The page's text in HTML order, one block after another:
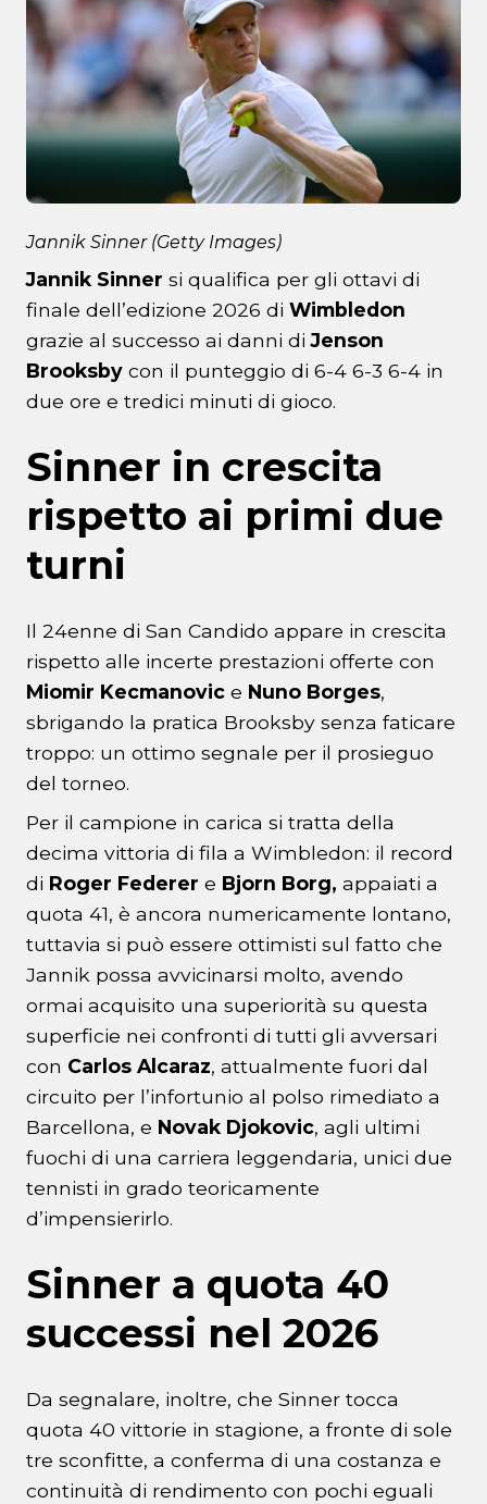
Jannik Sinner (Getty Images)
Jannik Sinner si qualifica per gli ottavi di
finale dell’edizione 2026 di Wimbledon
grazie al successo ai danni diJenson
Brooksby con il punteggio di 6-4 6-3 6-4 in
due ore e tredici minuti di gioco.
Sinner in crescita
rispetto ai primi due
turni
Il 24enne di San Candido appare in crescita
rispetto alle incerte prestazioni offerte con
Miomir Kecmanovic e Nuno Borges,
sbrigando la pratica Brooksby senza faticare
troppo: un ottimo segnale per il prosieguo
del torneo.
Per il campione in carica si tratta della
decima vittoria di fila a Wimbledon: il record
di Roger Federer e Bjorn Borg, appaiati a
quota 41, è ancora numericamente lontano,
tuttavia si può essere ottimisti sul fatto che
Jannik possa avvicinarsi molto, avendo
ormai acquisito una superiorità su questa
superficie nei confronti di tutti gli avversari
con Carlos Alcaraz, attualmente fuori dal
circuito per l’infortunio al polso rimediato a
Barcellona, e Novak Djokovic, agli ultimi
fuochi di una carriera leggendaria, unici due
tennisti in grado teoricamente
d’impensierirlo.
Sinner a quota 40
successi nel 2026
Da segnalare, inoltre, che Sinner tocca
quota 40 vittorie in stagione, a fronte di sole
tre sconfitte, a conferma di una costanza e
continuità di rendimento con pochi eguali